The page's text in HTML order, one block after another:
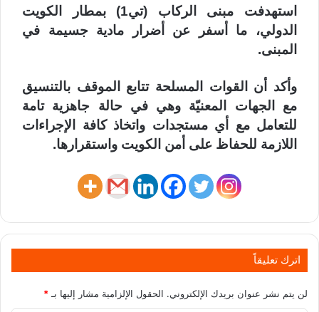
استهدفت مبنى الركاب (تي1) بمطار الكويت
الدولي، ما أسفر عن أضرار مادية جسيمة في
المبنى.
وأكد أن القوات المسلحة تتابع الموقف بالتنسيق
مع الجهات المعنيّة وهي في حالة جاهزية تامة
للتعامل مع أي مستجدات واتخاذ كافة الإجراءات
اللازمة للحفاظ على أمن الكويت واستقرارها.
اترك تعليقاً
لن يتم نشر عنوان بريدك الإلكتروني. الحقول الإلزامية مشار إليها بـ *